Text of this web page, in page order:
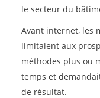
le secteur du
Avant internet, les
limitaient aux
méthodes plus ou
temps et
de résultat.